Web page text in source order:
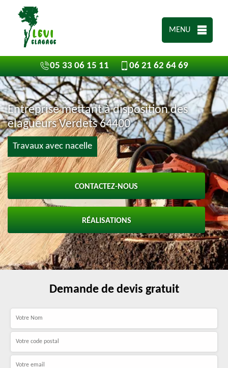
MENU
05 33 06 15 11 06 21 62 64 69
Entreprise mettant à disposition des
elagueurs Verdets 64400
Travaux avec nacelle
CONTACTEZ-NOUS
RÉALISATIONS
Demande de devis gratuit